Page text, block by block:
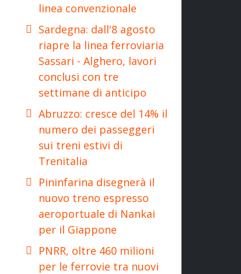
linea convenzionale
Sardegna: dall'8 agosto
riapre la linea ferroviaria
Sassari - Alghero, lavori
conclusi con tre
settimane di anticipo
Abruzzo: cresce del 14% il
numero dei passeggeri
sui treni estivi di
Trenitalia
Pininfarina disegnerà il
nuovo treno espresso
aeroportuale di Nankai
per il Giappone
PNRR, oltre 460 milioni
per le ferrovie tra nuovi